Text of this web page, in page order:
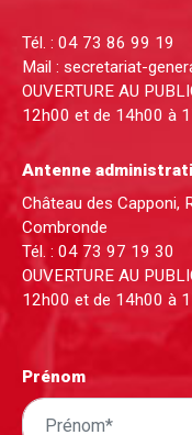
Tél. : 04 73 86 99 19
Mail : secretariat-
OUVERTURE AU
12h00 et de 14h00 à
Antenne
Château des Capponi,
Combronde
Tél. : 04 73 97 19 30
OUVERTURE AU
12h00 et de 14h00 à
Prénom